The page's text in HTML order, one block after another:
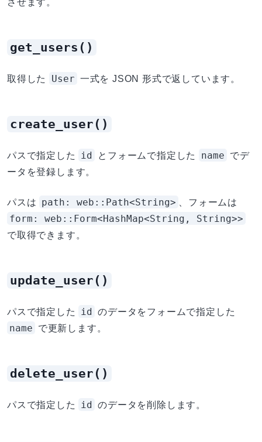
get_users()
取得した User 一式を JSON 形式で返しています。
create_user()
パスで指定した id とフォームで指定した name
でデ
ータを登録します。
パスは path: web::Path<String> 、フォームは
form: web::Form<HashMap<String, String>>
で取得できます。
update_user()
パスで指定した id のデータをフォームで指定した
name で更新します。
delete_user()
パスで指定した id のデータを削除します。